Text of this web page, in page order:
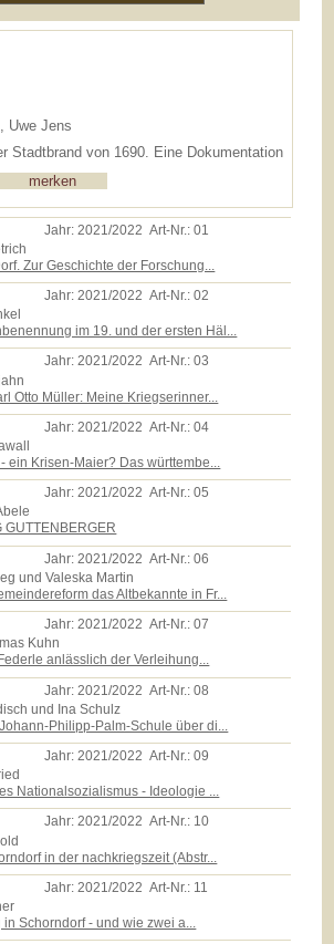
Uwe Jens
Stadtbrand von 1690. Eine Dokumentation
Jahr: 2021/2022 Art-Nr.:01
Zur Geschichte der Forschung...
Jahr:2021/2022 Art-Nr.:02
im 19. und der ersten Häl...
Jahr:2021/2022 Art-Nr.:03
Otto Müller: Meine Kriegserinner...
Jahr:2021/2022 Art-Nr.:04
ein Krisen-Maier? Das württembe...
Jahr:2021/2022 Art-Nr.:05
GUTTENBERGER
Jahr: 2021/2022 Art-Nr.:06
und Valeska Martin
das Altbekannte in Fr...
Jahr:2021/2022 Art-Nr.:07
Kuhn
anlässlich der Verleihung...
Jahr: 2021/2022 Art-Nr.:08
und Ina Schulz
Philipp-Palm-Schule über di...
Jahr:2021/2022 Art-Nr.:09
Nationalsozialismus - Ideologie ...
Jahr:2021/2022 Art-Nr.: 10
in der nachkriegszeit (Abstr...
Jahr:2021/2022 Art-Nr.: 11
Schorndorf - und wie zwei a...